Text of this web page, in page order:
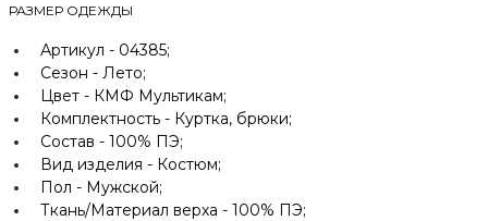
РАЗМЕР ОДЕЖДЫ
Артикул - 04385;
Сезон - Лето;
Цвет - КМФ Мультикам;
Комплектность - Куртка, брюки;
Состав - 100% ПЭ;
Вид изделия - Костюм;
Пол - Мужской;
Ткань/Материал верха - 100% ПЭ;